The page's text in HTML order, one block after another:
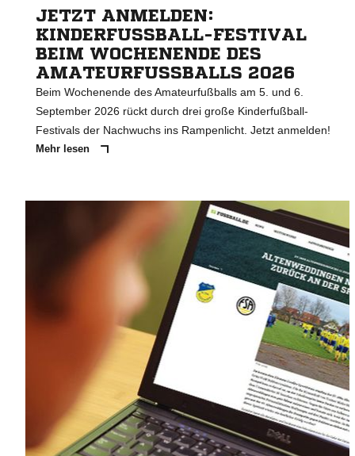
JETZT ANMELDEN:
KINDERFUSSBALL-FESTIVAL B
EIM WOCHENENDE DES A
MATEURFUSSBALLS 2026
Beim Wochenende des Amateurfußballs am 5. und 6.
September 2026 rückt durch drei große Kinderfußball-
Festivals der Nachwuchs ins Rampenlicht. Jetzt anmelden!
Mehr lesen